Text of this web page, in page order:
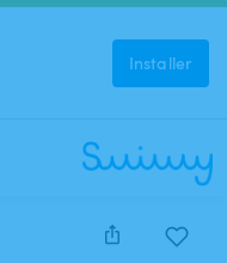
Installer